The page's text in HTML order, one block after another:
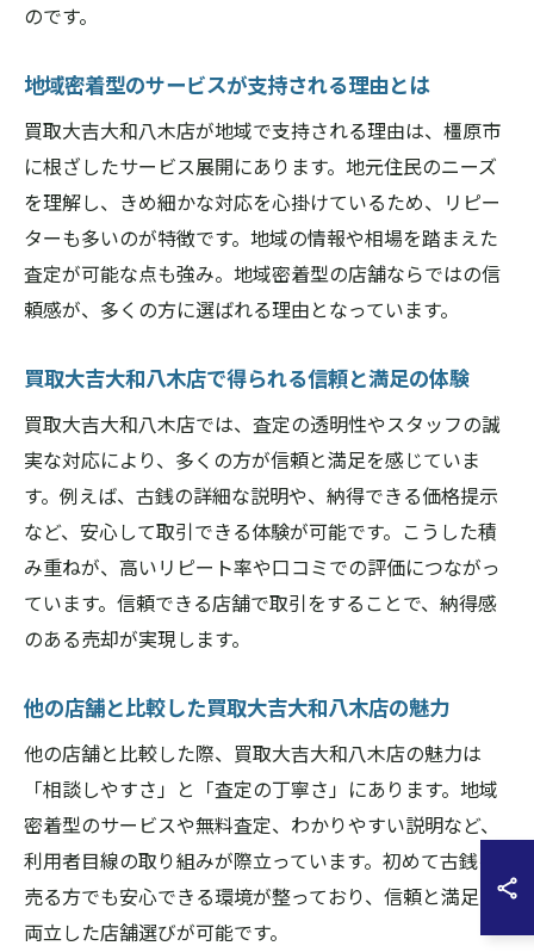
のです。
地域密着型のサービスが支持される理由とは
買取大吉大和八木店が地域で支持される理由は、橿原市
に根ざしたサービス展開にあります。地元住民のニーズ
を理解し、きめ細かな対応を心掛けているため、リピー
ターも多いのが特徴です。地域の情報や相場を踏まえた
査定が可能な点も強み。地域密着型の店舗ならではの信
頼感が、多くの方に選ばれる理由となっています。
買取大吉大和八木店で得られる信頼と満足の体験
買取大吉大和八木店では、査定の透明性やスタッフの誠
実な対応により、多くの方が信頼と満足を感じていま
す。例えば、古銭の詳細な説明や、納得できる価格提示
など、安心して取引できる体験が可能です。こうした積
み重ねが、高いリピート率や口コミでの評価につながっ
ています。信頼できる店舗で取引をすることで、納得感
のある売却が実現します。
他の店舗と比較した買取大吉大和八木店の魅力
他の店舗と比較した際、買取大吉大和八木店の魅力は
「相談しやすさ」と「査定の丁寧さ」にあります。地域
密着型のサービスや無料査定、わかりやすい説明など、
利用者目線の取り組みが際立っています。初めて古銭を
売る方でも安心できる環境が整っており、信頼と満足を
両立した店舗選びが可能です。